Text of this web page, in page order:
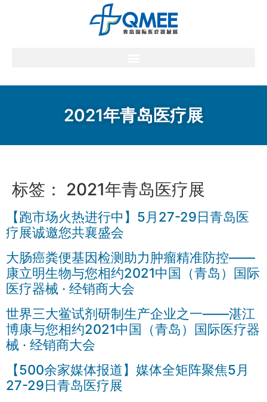
2021年青岛医疗展
标签： 2021年青岛医疗展
【跑市场火热进行中】5月27-29日青岛医
疗展诚邀您共襄盛会
大肠癌粪便基因检测助力肿瘤精准防控——
康立明生物与您相约2021中国（青岛）国际
医疗器械 · 经销商大会
世界三大鲎试剂研制生产企业之一——湛江
博康与您相约2021中国（青岛）国际医疗器
械 · 经销商大会
【500余家媒体报道】媒体全矩阵聚焦5月
27-29日青岛医疗展